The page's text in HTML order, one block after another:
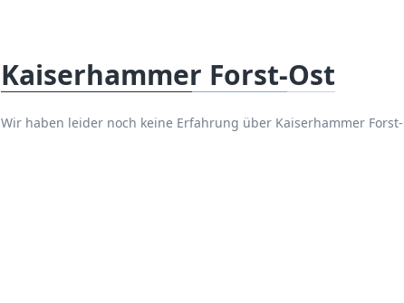
Kaiserhammer Forst-Ost
Wir haben leider noch keine Erfahrung über Kaiserhammer